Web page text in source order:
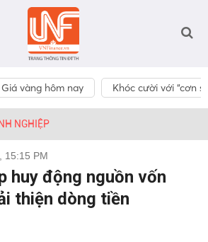
Giá vàng hôm nay Khóc cười với “cơn
NGHIỆP
15:15 PM
huy động nguồn vốn
thiện dòng tiền